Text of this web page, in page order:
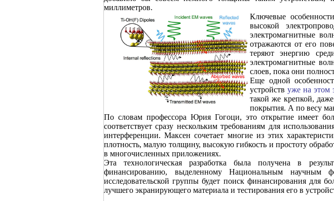
миллиметров.
Ключевые
высокой
электромагнитные
отражаются от его
теряют энергию
электромагнитные
слоев, пока они
Еще одной
устройств уже на этом
такой же крепкой,
покрытия. А по весу
По словам профессора Юрия Гогоци, это открытие имеет
соответствует сразу нескольким требованиям для
интерференции. Максен сочетает многие из этих
плотность, малую толщину, высокую гибкость и простоту
в многочисленных приложениях.
Эта технологическая разработка была получена в
финансированию, выделенному Национальным
исследовательской группы будет поиск финансирования для
лучшего экранирующего материала и тестирования его в